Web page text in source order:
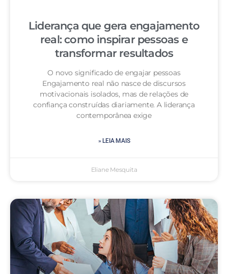
Liderança que gera engajamento
real: como inspirar pessoas e
transformar resultados
O novo significado de engajar pessoas
Engajamento real não nasce de discursos
motivacionais isolados, mas de relações de
confiança construídas diariamente. A liderança
contemporânea exige
» LEIA MAIS
Eliane Mesquita